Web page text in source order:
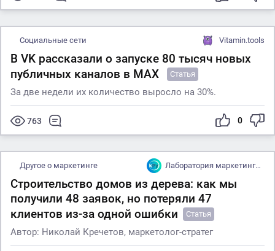
Социальные сети Vitamin.tools
В VK рассказали о запуске 80 тысяч новых
публичных каналов в MAX
Статья
За две недели их количество выросло на 30%.
763 0
Другое о маркетинге Лаборатория маркетинга Krechetov Lab
Строительство домов из дерева: как мы
получили 48 заявок, но потеряли 47
клиентов из-за одной ошибки
Статья
Автор: Николай Кречетов, маркетолог-стратег